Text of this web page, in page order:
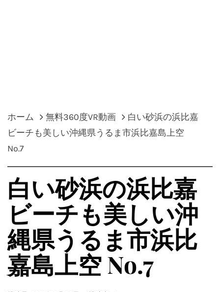
ホーム 無料360度VR動画
白い砂浜の浜比嘉
ビーチも美しい沖縄県うるま市浜比嘉島上空
No.7
白い砂浜の浜比嘉
ビーチも美しい沖
縄県うるま市浜比
嘉島上空 No.7